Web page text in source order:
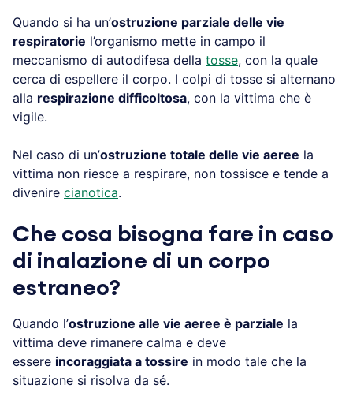
Quando si ha un’ostruzione parziale delle vie
respiratorie l’organismo mette in campo il
meccanismo di autodifesa della tosse, con la quale
cerca di espellere il corpo. I colpi di tosse si alternano
alla respirazione difficoltosa, con la vittima che è
vigile.
Nel caso di un’ostruzione totale delle vie aeree la
vittima non riesce a respirare, non tossisce e tende a
divenire cianotica.
Che cosa bisogna fare in caso
di inalazione di un corpo
estraneo?
Quando l’ostruzione alle vie aeree è parziale la
vittima deve rimanere calma e deve
essere incoraggiata a tossire in modo tale che la
situazione si risolva da sé.